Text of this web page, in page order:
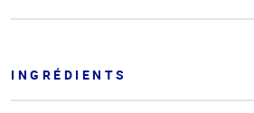
INGRÉDIENTS